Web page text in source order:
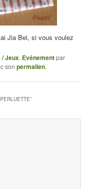
Jia Bei, si vous voulez
/ Jeux, Evénementpar
sonpermalien.
”